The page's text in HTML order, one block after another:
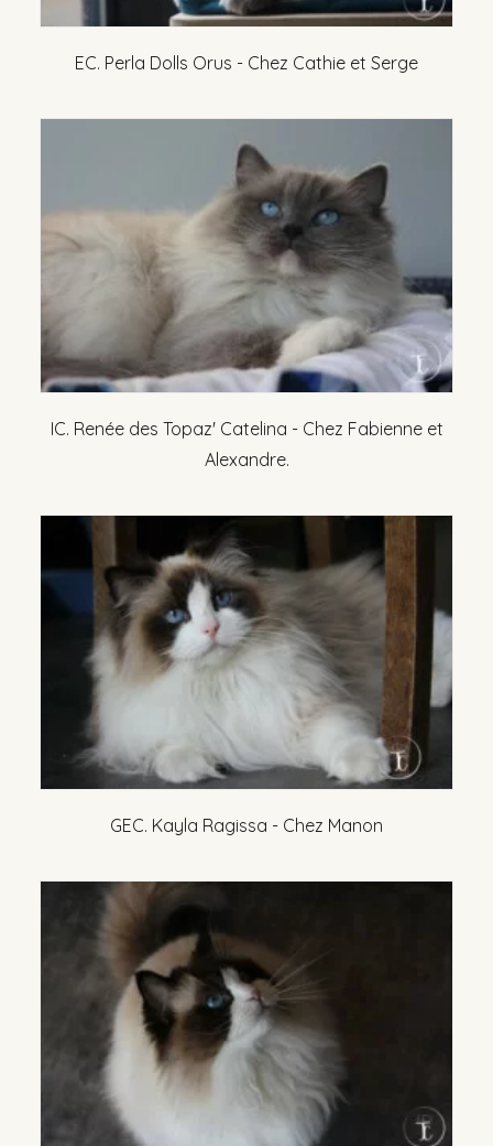
EC. Perla Dolls Orus - Chez Cathie et Serge
IC. Renée des Topaz' Catelina - Chez Fabienne et
Alexandre.
GEC. Kayla Ragissa - Chez Manon